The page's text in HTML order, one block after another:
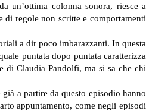
un’ottima colonna sonora, riesce a
di regole non scritte e comportamenti
a dir poco imbarazzanti. In questa
puntata dopo puntata caratterizza
di Claudia Pandolfi, ma si sa che chi
a partire da questo episodio hanno
appuntamento, come negli episodi